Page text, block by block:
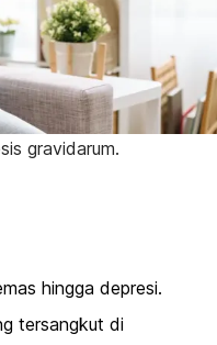
gravidarum.
hingga depresi.
tersangkut di